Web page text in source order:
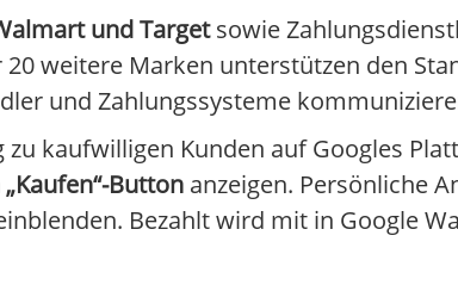
und Targetsowie
weitere Marken unterstützen den
und Zahlungssysteme
kaufwilligen Kunden auf Googles
Button anzeigen. Persönliche
Bezahlt wird mit in Google